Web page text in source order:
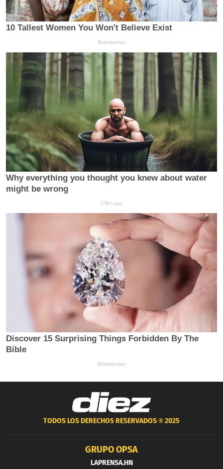
TODOS LOS DERECHOS RESERVADOS ®2025
GRUPO OPSA
LAPRENSA.HN